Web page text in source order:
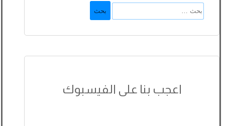
البحث
عن:
اعجب بنا على الفيسبوك